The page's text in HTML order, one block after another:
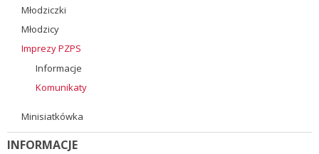
Młodziczki
Młodzicy
Imprezy PZPS
Informacje
Komunikaty
Minisiatkówka
INFORMACJE